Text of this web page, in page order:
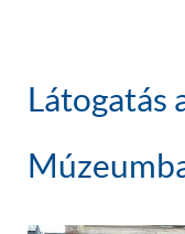
Látogatás